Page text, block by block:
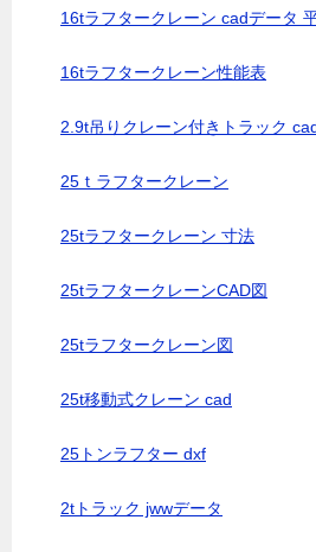
16tラフタークレーン cadデータ
16tラフタークレーン性能表
2.9t吊りクレーン付きトラック
25ｔラフタークレーン
25tラフタークレーン 寸法
25tラフタークレーンCAD図
25tラフタークレーン図
25t移動式クレーン cad
25トンラフター dxf
2tトラック jwwデータ